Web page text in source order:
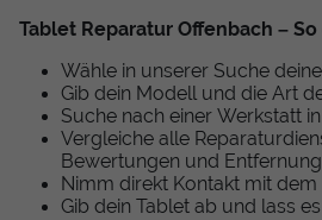
Tablet Reparatur Offenbach – So
Wähle in unserer Suche
Gib dein Modell und die Art
Suche nach einer Werkstatt
Vergleiche alle
Bewertungen und
Nimm direkt Kontakt mit
Gib dein Tablet ab und lass